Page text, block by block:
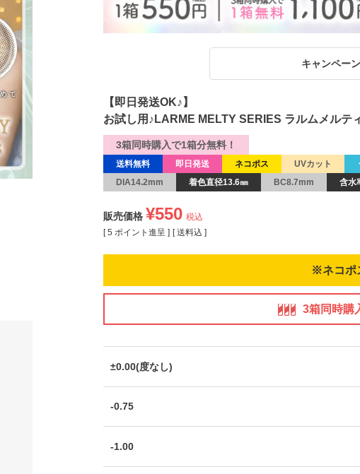
キャンペー
【即日発送OK♪】
お試し用♪LARME MELTY SERIES ラルムメルテ
送料無料 即日発送 ネコポス UVカット
DIA14.2mm
着色直径13.6㎜ BC8.7mm 含水
3箱同時購入で1箱分無料！
販売価格 ¥550 税込
[ 5 ポイント進呈 ] 送料込
※ネコポ
3箱同時購
±0.00(度なし)
-0.75
-1.00